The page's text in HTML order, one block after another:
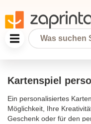
Kartenspiel
Ein personalisiertes
Möglichkeit, Ihre
Geschenk oder für den